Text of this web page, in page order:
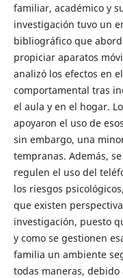
familiar, académico y
investigación tuvo un
bibliográfico que
propiciar aparatos
analizó los efectos en
comportamental tras
el aula y en el hogar.
apoyaron el uso de
sin embargo, una
tempranas. Además,
regulen el uso del
los riesgos
que existen
investigación, puesto
y como se gestionen
familia un ambiente
todas maneras,